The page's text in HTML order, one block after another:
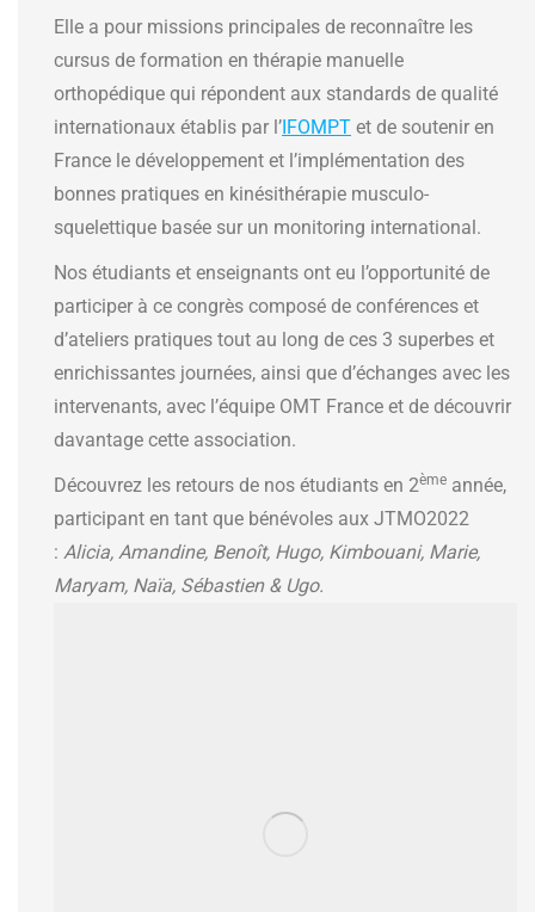
Elle a pour missions principales de reconnaître les
cursus de formation en thérapie manuelle
orthopédique qui répondent aux standards de qualité
internationaux établis par l’IFOMPT et de soutenir en
France le développement et l’implémentation des
bonnes pratiques en kinésithérapie musculo-
squelettique basée sur un monitoring international.
Nos étudiants et enseignants ont eu l’opportunité de
participer à ce congrès composé de conférences et
d’ateliers pratiques tout au long de ces 3 superbes et
enrichissantes journées, ainsi que d’échanges avec les
intervenants, avec l’équipe OMT France et de découvrir
davantage cette association.
Découvrez les retours de nos étudiants en 2ème année,
participant en tant que bénévoles aux JTMO2022
: Alicia, Amandine, Benoît, Hugo, Kimbouani, Marie,
Maryam, Naïa, Sébastien & Ugo.